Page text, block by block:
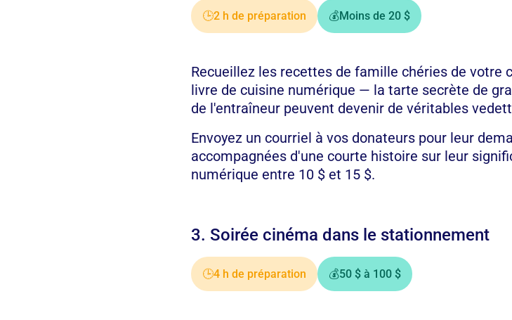
🕒2 h de préparation 💰Moins de 20 $
Recueillez les recettes de famille chéries de votre
livre de cuisine numérique — la tarte secrète de
de l'entraîneur peuvent devenir de véritables
Envoyez un courriel à vos donateurs pour leur
accompagnées d'une courte histoire sur leur
numérique entre 10 $ et 15 $.
3. Soirée cinéma dans le stationnement
🕒4 h de préparation 💰50 $ à 100 $